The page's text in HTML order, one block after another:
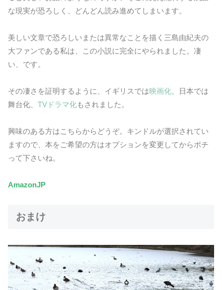
な現実が恐ろしく、どんどん読み進めてしまいます。
美しい文章で恐ろしいまたは異常なことを描く三島由紀夫の
大ファンである私は、この小説に完全にやられました。凄
い、です。
その凄さを証明するように、イギリスでは映画化 、日本では
舞台化、 TVドラマ化もされました。
興味のある方はこちらからどうぞ。キンドルが選択されてい
ますので、本をご希望の方はオプションを変更してからポチ
って下さいね。
AmazonJP
おまけ